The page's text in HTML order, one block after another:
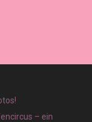
– ein